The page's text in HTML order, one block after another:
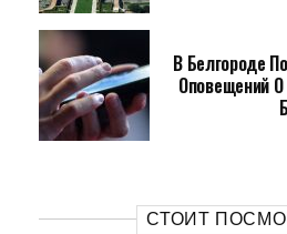
В Белгороде
Оповещений
СТОИТ